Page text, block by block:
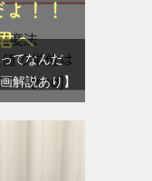
てなんだ
解説あり】